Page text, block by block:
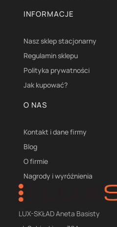
INFORMACJE
Nasz sklep stacjonarny
Regulamin sklepu
Polityka prywatności
Jak kupować?
O NAS
Kontakt i dane firmy
Blog
O firmie
Nagrody i wyróżnienia
LUX-SKŁAD Aneta Basisty